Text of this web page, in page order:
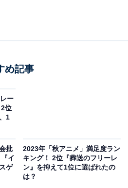
劇場版ブルーロック -
念とのこと。本作はスピンオフ
凪-』を原作としたもの
は公開3週目で12億円を突破す
め記事
ー
2位
1
批
イ
ゲ
2023年「秋アニメ」満足度ラン
キング！ 2位『葬送のフリーレ
ン』を抑えて1位に選ばれたの
は？